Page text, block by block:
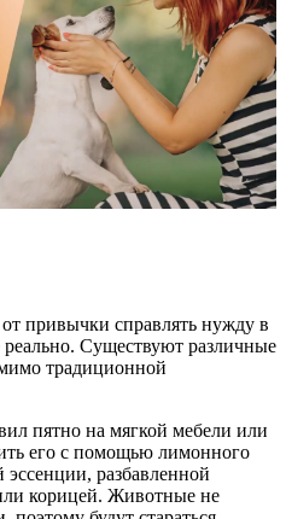
привычки справлять нужду в
Существуют различные
традиционной
пятно на мягкой мебели или
его с помощью лимонного
эссенции, разбавленной
корицей. Животные не